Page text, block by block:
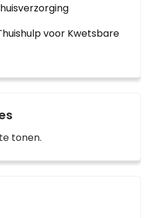
voor Kwetsbare
tonen.